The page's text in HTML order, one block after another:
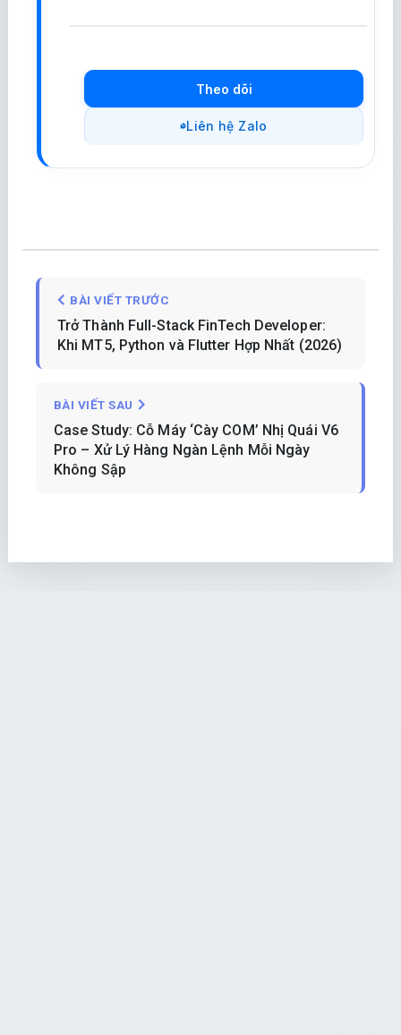
Theo dõi
Liên hệ Zalo
BÀI VIẾT TRƯỚC
Trở Thành Full-Stack FinTech Developer:
Khi MT5, Python và Flutter Hợp Nhất (2026)
BÀI VIẾT SAU
Case Study: Cỗ Máy ‘Cày COM’ Nhị Quái V6
Pro – Xử Lý Hàng Ngàn Lệnh Mỗi Ngày
Không Sập